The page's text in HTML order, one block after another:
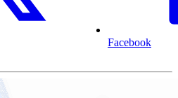
Facebook